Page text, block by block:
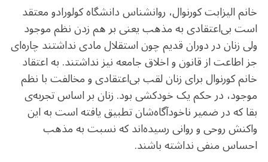
خانم الیزابت کورنوال، روانشناس دانشگاه کولورادو معتقد
است بی‌اعتقادی به مذهب یعنی بر هم زدن نظم موجود
ولی زنان در دوران قدیم چون استقلال مادی نداشتند چاره‌ای
جز اطاعت از قانون و اخلاق جامعه نیز نداشتند. به اعتقاد
خانم کورنوال برای زنان لقب بی‌اعتقادی و مخالفت با نظم
موجود، در حکم یک خودکشی بود. زنان بر اساس تجربه‌ی
بقا که در ضمیر ناخودآگاه‌شان تطبیق یافته‌ است به این
واکنش روحی و روانی رسیده‌اند که نسبت به مذهب
احساس منفی نداشته باشند.